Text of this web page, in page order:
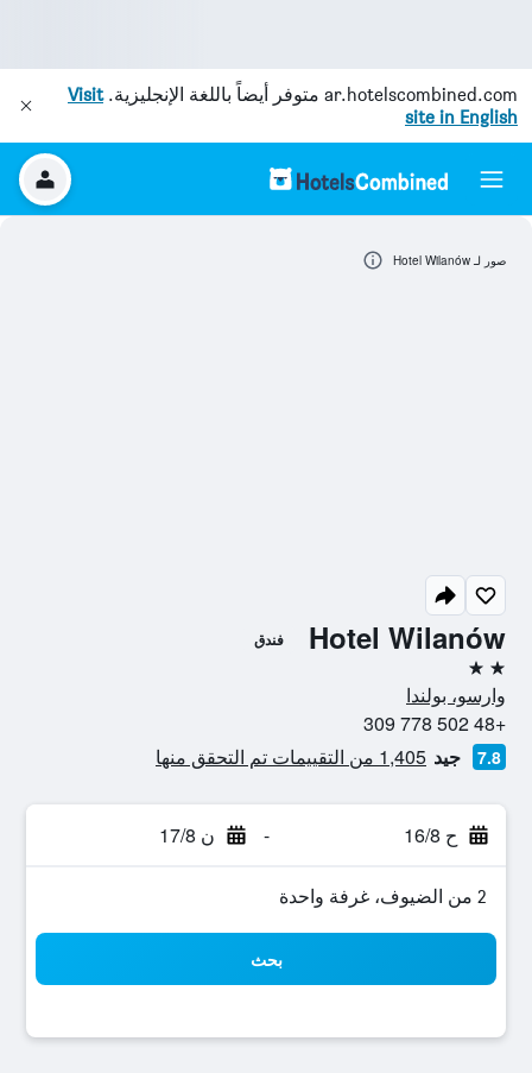
ar.hotelscombined.com متوفر أيضاً باللغة الإنجليزية.Visit
site in English
Hotel Wilanów فندق
2 نجمتين
وارسو، بولندا
+48 502 778 309
7.8 جيد 1,405 من التقييمات تم التحقق منها
ح 16/8 - ن 17/8
2 من الضيوف، غرفة واحدة
بحث
صور لـ Hotel Wilanów